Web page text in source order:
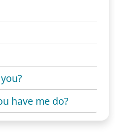
have me do?